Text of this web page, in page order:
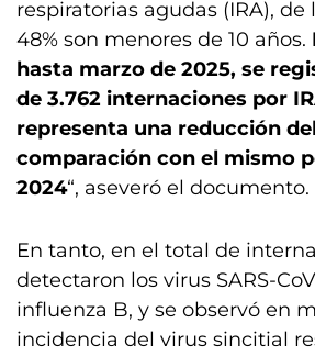
respiratorias agudas (IRA), de
48% son menores de 10 años.
hasta marzo de 2025, se
de 3.762 internaciones por
representa una reducción
comparación con el mismo
2024“, aseveró el documento.
En tanto, en el total de
detectaron los virus SARS-
influenza B, y se observó en
incidencia del virus sincitial